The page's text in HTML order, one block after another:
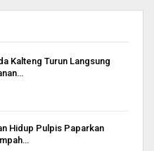
Kalteng Turun Langsung
Hidup Pulpis Paparkan